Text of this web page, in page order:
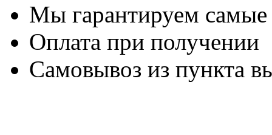
Мы гарантируем
Оплата при получении
Самовывоз из пункта